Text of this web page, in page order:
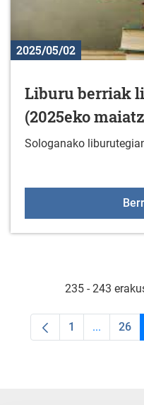
2025/05/02
Liburu berriak
(2025eko
Sologanako
235 - 243
Orrialdea
1 ... 26